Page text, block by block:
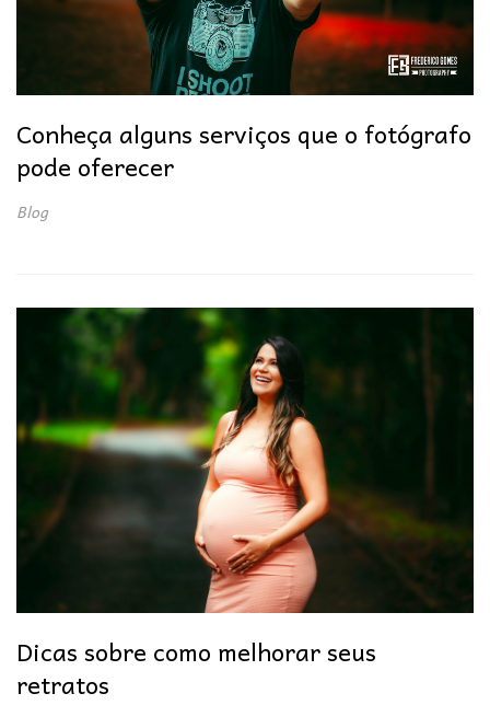
Conheça alguns serviços que o fotógrafo
pode oferecer
Blog
Dicas sobre como melhorar seus
retratos